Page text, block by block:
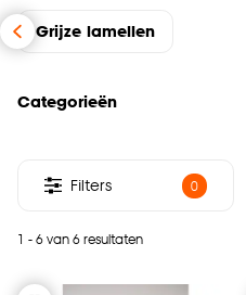
Grijze lamellen
Categorieën
1 - 6 van 6 resultaten
Filters 0